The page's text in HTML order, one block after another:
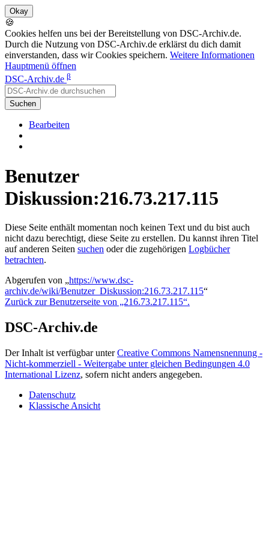
🍪
Cookies helfen uns bei der Bereitstellung von DSC-Archiv.de.
Durch die Nutzung von DSC-Archiv.de erklärst du dich damit
einverstanden, dass wir Cookies speichern. Weitere Informationen
Hauptmenü öffnen
DSC-Archiv.de β
Suchen
Bearbeiten
Benutzer
Diskussion:216.73.217.115
Diese Seite enthält momentan noch keinen Text und du bist auch
nicht dazu berechtigt, diese Seite zu erstellen. Du kannst ihren Titel
auf anderen Seiten suchen oder die zugehörigen Logbücher
betrachten.
Abgerufen von „https://www.dsc-
archiv.de/wiki/Benutzer_Diskussion:216.73.217.115“
Zurück zur Benutzerseite von „216.73.217.115“.
DSC-Archiv.de
Der Inhalt ist verfügbar unterCreative Commons Namensnennung -
Nicht-kommerziell - Weitergabe unter gleichen Bedingungen 4.0
International Lizenz, sofern nicht anders angegeben.
Datenschutz
Klassische Ansicht